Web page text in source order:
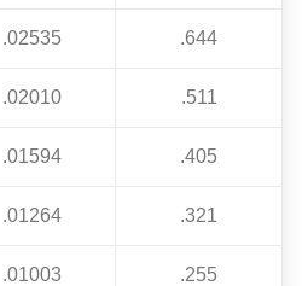
.02535 .644
.02010 .511
.01594 .405
.01264 .321
.01003 .255